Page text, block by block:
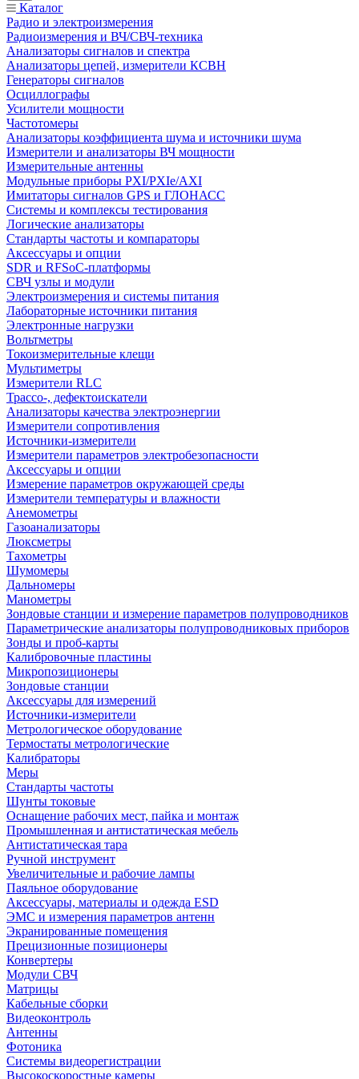
Каталог
Радио и электроизмерения
Радиоизмерения и ВЧ/СВЧ-техника
Анализаторы сигналов и спектра
Анализаторы цепей, измерители КСВН
Генераторы сигналов
Осциллографы
Усилители мощности
Частотомеры
Анализаторы коэффициента шума и источники шума
Измерители и анализаторы ВЧ мощности
Измерительные антенны
Модульные приборы PXI/PXIe/AXI
Имитаторы сигналов GPS и ГЛОНАСС
Системы и комплексы тестирования
Логические анализаторы
Стандарты частоты и компараторы
Аксессуары и опции
SDR и RFSoC‑платформы
СВЧ узлы и модули
Электроизмерения и системы питания
Лабораторные источники питания
Электронные нагрузки
Вольтметры
Токоизмерительные клещи
Мультиметры
Измерители RLC
Трассо-, дефектоискатели
Анализаторы качества электроэнергии
Измерители сопротивления
Источники-измерители
Измерители параметров электробезопасности
Аксессуары и опции
Измерение параметров окружающей среды
Измерители температуры и влажности
Анемометры
Газоанализаторы
Люксметры
Тахометры
Шумомеры
Дальномеры
Манометры
Зондовые станции и измерение параметров полупроводников
Параметрические анализаторы полупроводниковых приборов
Зонды и проб-карты
Калибровочные пластины
Микропозиционеры
Зондовые станции
Аксессуары для измерений
Источники-измерители
Метрологическое оборудование
Термостаты метрологические
Калибраторы
Меры
Стандарты частоты
Шунты токовые
Оснащение рабочих мест, пайка и монтаж
Промышленная и антистатическая мебель
Антистатическая тара
Ручной инструмент
Увеличительные и рабочие лампы
Паяльное оборудование
Аксессуары, материалы и одежда ESD
ЭМС и измерения параметров антенн
Экранированные помещения
Прецизионные позиционеры
Конвертеры
Модули СВЧ
Матрицы
Кабельные сборки
Видеоконтроль
Антенны
Фотоника
Cистемы видеорегистрации
Высокоскоростные камеры